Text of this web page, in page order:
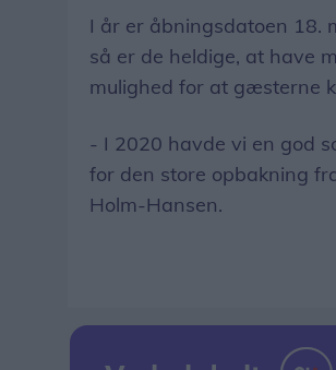
I år er åbningsdatoen 18.
så er de heldige, at have
mulighed for at gæsterne
- I 2020 havde vi en god
for den store opbakning
Holm-Hansen.